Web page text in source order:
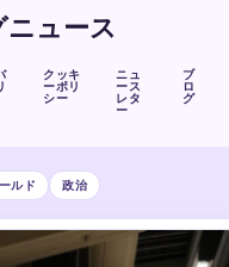
ュース
クッキ
ーポリ
シー
ニュ
ース
レタ
ー
ブ
ロ
グ
ルド 政治